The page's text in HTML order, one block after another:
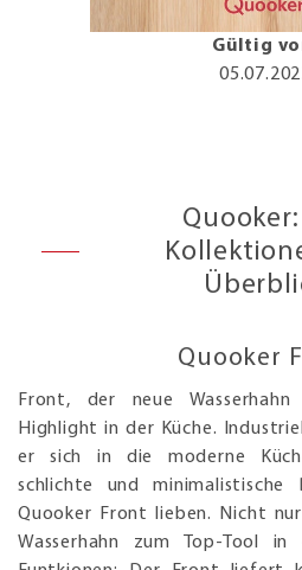
Gültig
Quooker
Front, der neue
Highlight in der Küche.
er sich in die moderne
schlichte und
Quooker Front lieben. Nicht
Wasserhahn zum Top-Tool